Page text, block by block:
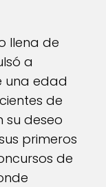
llena de
a
una edad
de
su deseo
primeros
de